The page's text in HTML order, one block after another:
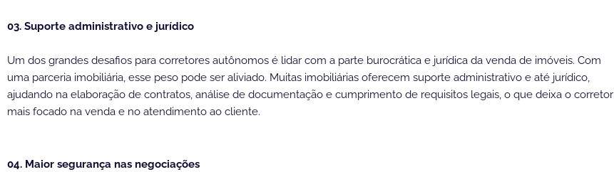
03. Suporte administrativo e jurídico
Um dos grandes desafios para corretores autônomos é lidar com a parte burocrática e jurídica da venda de imóveis. Com
uma parceria imobiliária, esse peso pode ser aliviado. Muitas imobiliárias oferecem suporte administrativo e até jurídico,
ajudando na elaboração de contratos, análise de documentação e cumprimento de requisitos legais, o que deixa o corretor
mais focado na venda e no atendimento ao cliente.
04. Maior segurança nas negociações